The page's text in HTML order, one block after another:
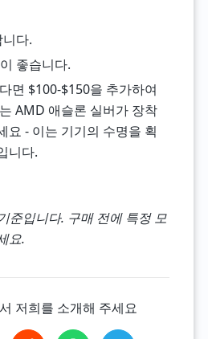
다.
좋습니다.
면 $100-$150을 추가하여
AMD 애슬론 실버가 장착
요 - 이는 기기의 수명을 획
니다.
준입니다. 구매 전에 특정 모
요.
저희를 소개해 주세요